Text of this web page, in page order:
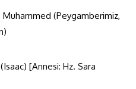
(Peygamberimiz,
[Annesi: Hz. Sara